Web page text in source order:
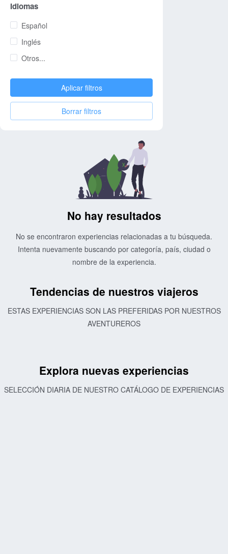
Idiomas
Español
Inglés
Otros...
Aplicar filtros
Borrar filtros
No hay resultados
No se encontraron experiencias relacionadas a tu búsqueda.
Intenta nuevamente buscando por categoría, país, ciudad o
nombre de la experiencia.
Tendencias de nuestros viajeros
ESTAS EXPERIENCIAS SON LAS PREFERIDAS POR NUESTROS
AVENTUREROS
Explora nuevas experiencias
SELECCIÓN DIARIA DE NUESTRO CATÁLOGO DE EXPERIENCIAS